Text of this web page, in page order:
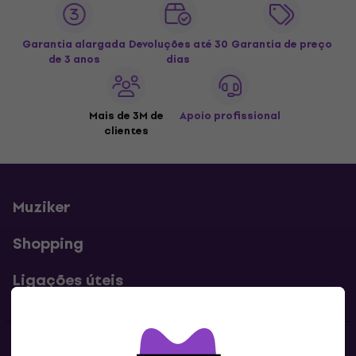
Garantia alargada
de 3 anos
Devoluções até 30
dias
Garantia de preço
Mais de 3M de
clientes
Apoio profissional
Muziker
Shopping
Ligações úteis